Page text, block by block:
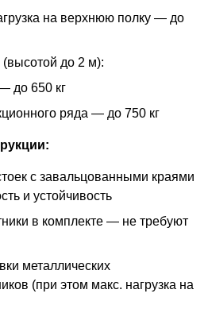
на верхнюю полку — до
(высотой до 2 м):
до 650 кг
ряда — до 750 кг
с завальцованными краями
и устойчивость
в комплекте — не требуют
металлических
(при этом макс. нагрузка на